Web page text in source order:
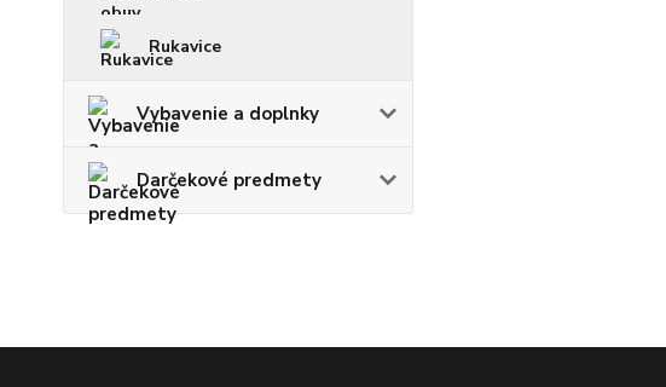
Rukavice
Vybavenie a doplnky
Darčekové predmety